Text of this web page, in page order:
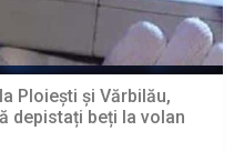
Ploiești și Vărbilău,
depistați beți la volan